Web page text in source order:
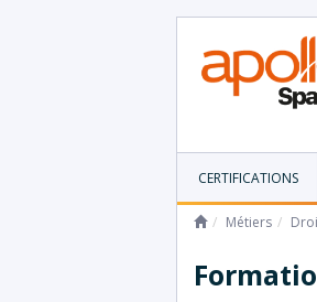
CERTIFICATIONS
Métiers